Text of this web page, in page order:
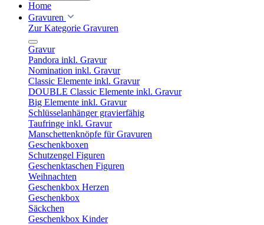
Home
Gravuren
Zur Kategorie Gravuren
Gravur
Pandora inkl. Gravur
Nomination inkl. Gravur
Classic Elemente inkl. Gravur
DOUBLE Classic Elemente inkl. Gravur
Big Elemente inkl. Gravur
Schlüsselanhänger gravierfähig
Taufringe inkl. Gravur
Manschettenknöpfe für Gravuren
Geschenkboxen
Schutzengel Figuren
Geschenktaschen Figuren
Weihnachten
Geschenkbox Herzen
Geschenkbox
Säckchen
Geschenkbox Kinder